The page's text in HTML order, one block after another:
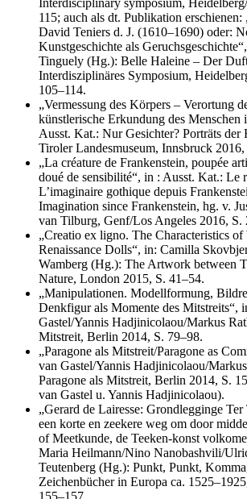
115; auch als dt. Publikation erschienen:
David Teniers d. J. (1610–1690) oder:
Kunstgeschichte als
Tinguely (Hg.): Belle Haleine – Der
Interdisziplinäres Symposium,
105–114.
„Vermessung des Körpers – Verortung
künstlerische Erkundung des Menschen
Ausst. Kat.: Nur Gesichter? Porträts der
Tiroler Landesmuseum, Innsbruck
„La créature de Frankenstein, poupée
doué de sensibilité“, in : Ausst. Kat.: Le
L’imaginaire gothique depuis
Imagination since Frankenstein, hg. v.
van Tilburg, Genf/Los Angeles 2016, S.
„Creatio ex ligno. The Characteristics of
Renaissance Dolls“, in: Camilla
Wamberg (Hg.): The Artwork between
Nature, London 2015, S. 41–54.
„Manipulationen. Modellformung,
Denkfigur als Momente des Mitstreits“,
Gastel/Yannis Hadjinicolaou/Markus
Mitstreit, Berlin 2014, S. 79–98.
„Paragone als Mitstreit/Paragone as
van Gastel/Yannis Hadjinicolaou/
Paragone als Mitstreit, Berlin 2014, S.
van Gastel u. Yannis Hadjinicolaou).
„Gerard de Lairesse: Grondlegginge
een korte en zeekere weg om door
of Meetkunde, de Teeken-konst
Maria Heilmann/Nino Nanobashvili/
Teutenberg (Hg.): Punkt, Punkt,
Zeichenbücher in Europa ca.
155–157.